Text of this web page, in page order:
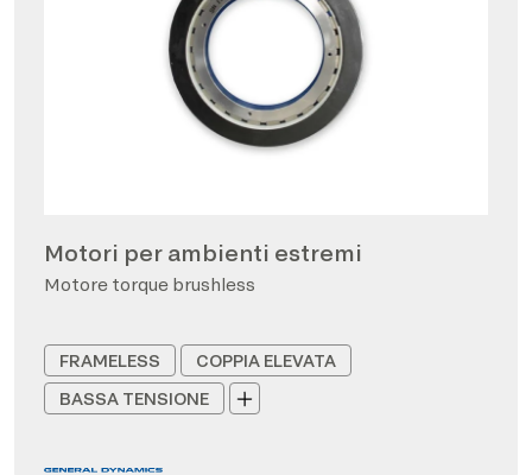
Motori per ambienti estremi
Motore torque brushless
FRAMELESS
COPPIA ELEVATA
BASSA TENSIONE